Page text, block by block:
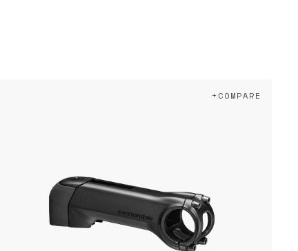
+COMPARE